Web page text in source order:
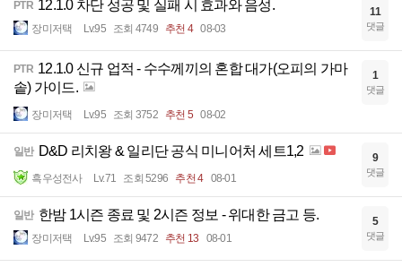
PTR 12.1.0 차단 성공 및 실패 시 효과와 음성.
장미저택 Lv.95 조회 4749 추천 4 08-03
11
댓글
PTR 12.1.0 신규 업적 - 수수께끼의 혼합 대가(오피의 가마
솥) 가이드.
장미저택 Lv.95 조회 3752 추천 5 08-02
1
댓글
일반 D&D 리치왕 & 일리단 공식 미니어처 세트1,2
흑우성전사 Lv.71 조회 5296 추천 4 08-01
9
댓글
일반 한밤 1시즌 종료 및 2시즌 정보 - 위대한 금고 등.
장미저택 Lv.95 조회 9472 추천 13 08-01
5
댓글